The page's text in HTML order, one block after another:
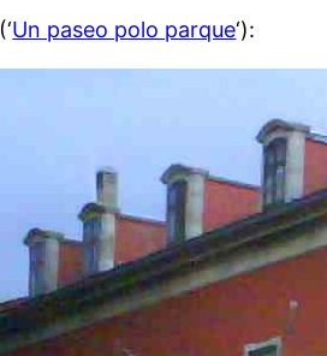
Un paseo polo parque‘):